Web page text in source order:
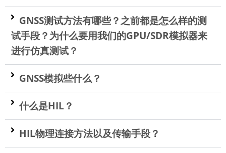
GNSS测试方法有哪些？之前都是怎么样的测
试手段？为什么要用我们的GPU/SDR模拟器来
进行仿真测试？
GNSS模拟些什么？
什么是HIL？
HIL物理连接方法以及传输手段？